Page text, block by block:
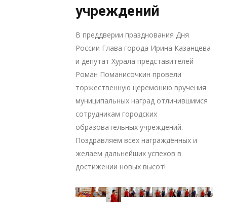
учреждений
В преддверии празднования Дня
России Глава города Ирина Казанцева
и депутат Хурала представителей
Роман Поманисочкин провели
торжественную церемонию вручения
муниципальных наград отличившимся
сотрудникам городских
образовательных учреждений.
Поздравляем всех награждённых и
желаем дальнейших успехов в
достижении новых высот!